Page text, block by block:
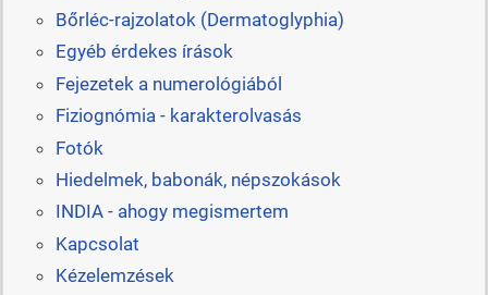
Bőrléc-rajzolatok (Dermatoglyphia)
Egyéb érdekes írások
Fejezetek a numerológiából
Fiziognómia - karakterolvasás
Fotók
Hiedelmek, babonák, népszokások
INDIA - ahogy megismertem
Kapcsolat
Kézelemzések